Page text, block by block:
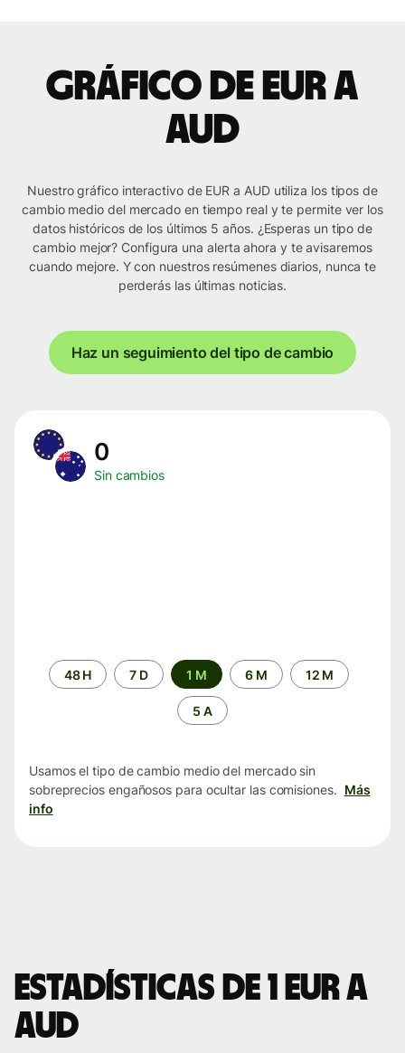
Gráfico de EUR a
AUD
Nuestro gráfico interactivo de EUR a AUD utiliza los tipos de
cambio medio del mercado en tiempo real y te permite ver los
datos históricos de los últimos 5 años. ¿Esperas un tipo de
cambio mejor? Configura una alerta ahora y te avisaremos
cuando mejore. Y con nuestros resúmenes diarios, nunca te
perderás las últimas noticias.
Haz un seguimiento del tipo de cambio
0
Sin cambios
Periodo48 H 7 D 1 M 6 M 12 M
5 A
Usamos el tipo de cambio medio del mercado sin
sobreprecios engañosos para ocultar las comisiones. Más
info
Estadísticas de 1 EUR a
AUD